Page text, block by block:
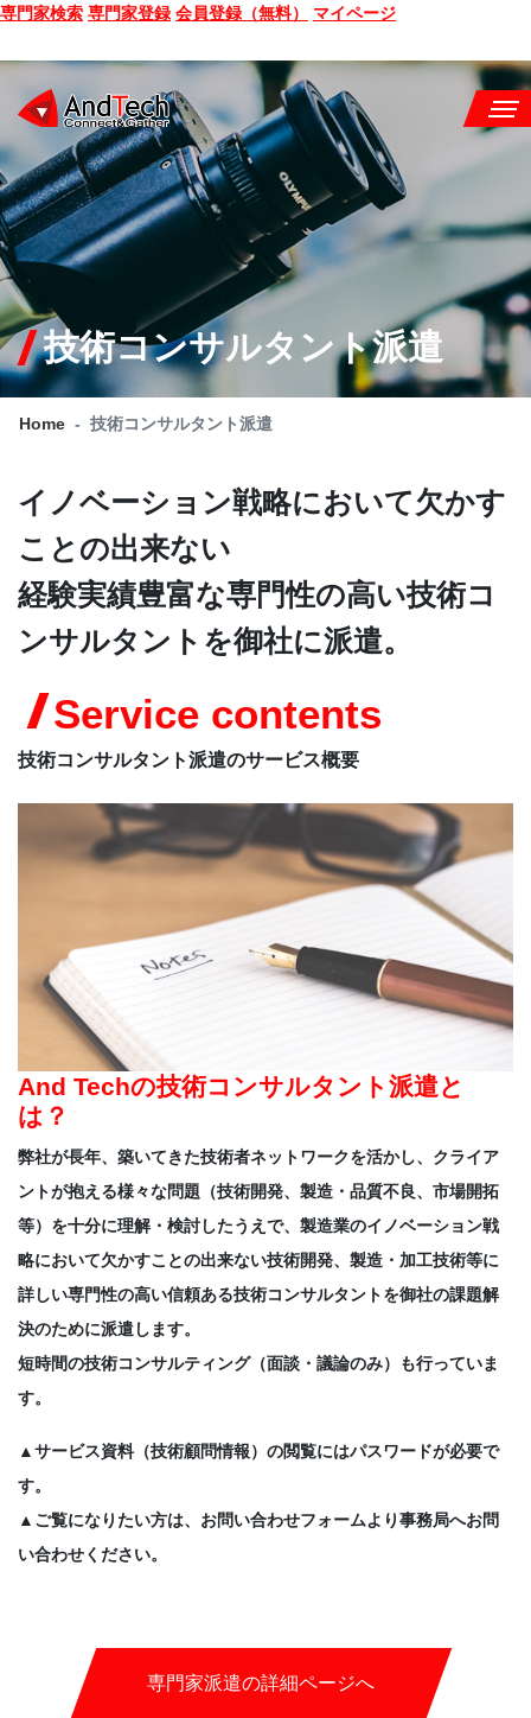
専門家検索 専門家登録 会員登録（無料） マイページ
SEMINAR
BOOK
CONSULTING
SERVICE
COMPANY
Q&A
CONTACT
技術コンサルタント派遣
Home 技術コンサルタント派遣
イノベーション戦略において欠かす
ことの出来ない
経験実績豊富な専門性の高い技術コ
ンサルタントを御社に派遣。
Service contents
技術コンサルタント派遣のサービス概要
And Techの技術コンサルタント派遣と
は？
弊社が長年、築いてきた技術者ネットワークを活かし、クライア
ントが抱える様々な問題（技術開発、製造・品質不良、市場開拓
等）を十分に理解・検討したうえで、製造業のイノベーション戦
略において欠かすことの出来ない技術開発、製造・加工技術等に
詳しい専門性の高い信頼ある技術コンサルタントを御社の課題解
決のために派遣します。
短時間の技術コンサルティング（面談・議論のみ）も行っていま
す。
▲サービス資料（技術顧問情報）の閲覧にはパスワードが必要で
す。
▲ご覧になりたい方は、お問い合わせフォームより事務局へお問
い合わせください。
専門家派遣の詳細ページへ